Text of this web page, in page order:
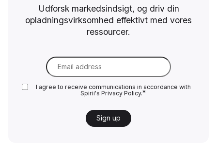
Udforsk markedsindsigt, og driv din
opladningsvirksomhed effektivt med vores
ressourcer.
I agree to receive communications in accordance with
Spirii'sPrivacy Policy.*